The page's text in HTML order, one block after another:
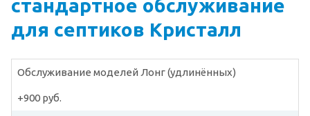
стандартное обслуживание
для септиков Кристалл
Обслуживание моделей Лонг (удлинённых)
+900 руб.